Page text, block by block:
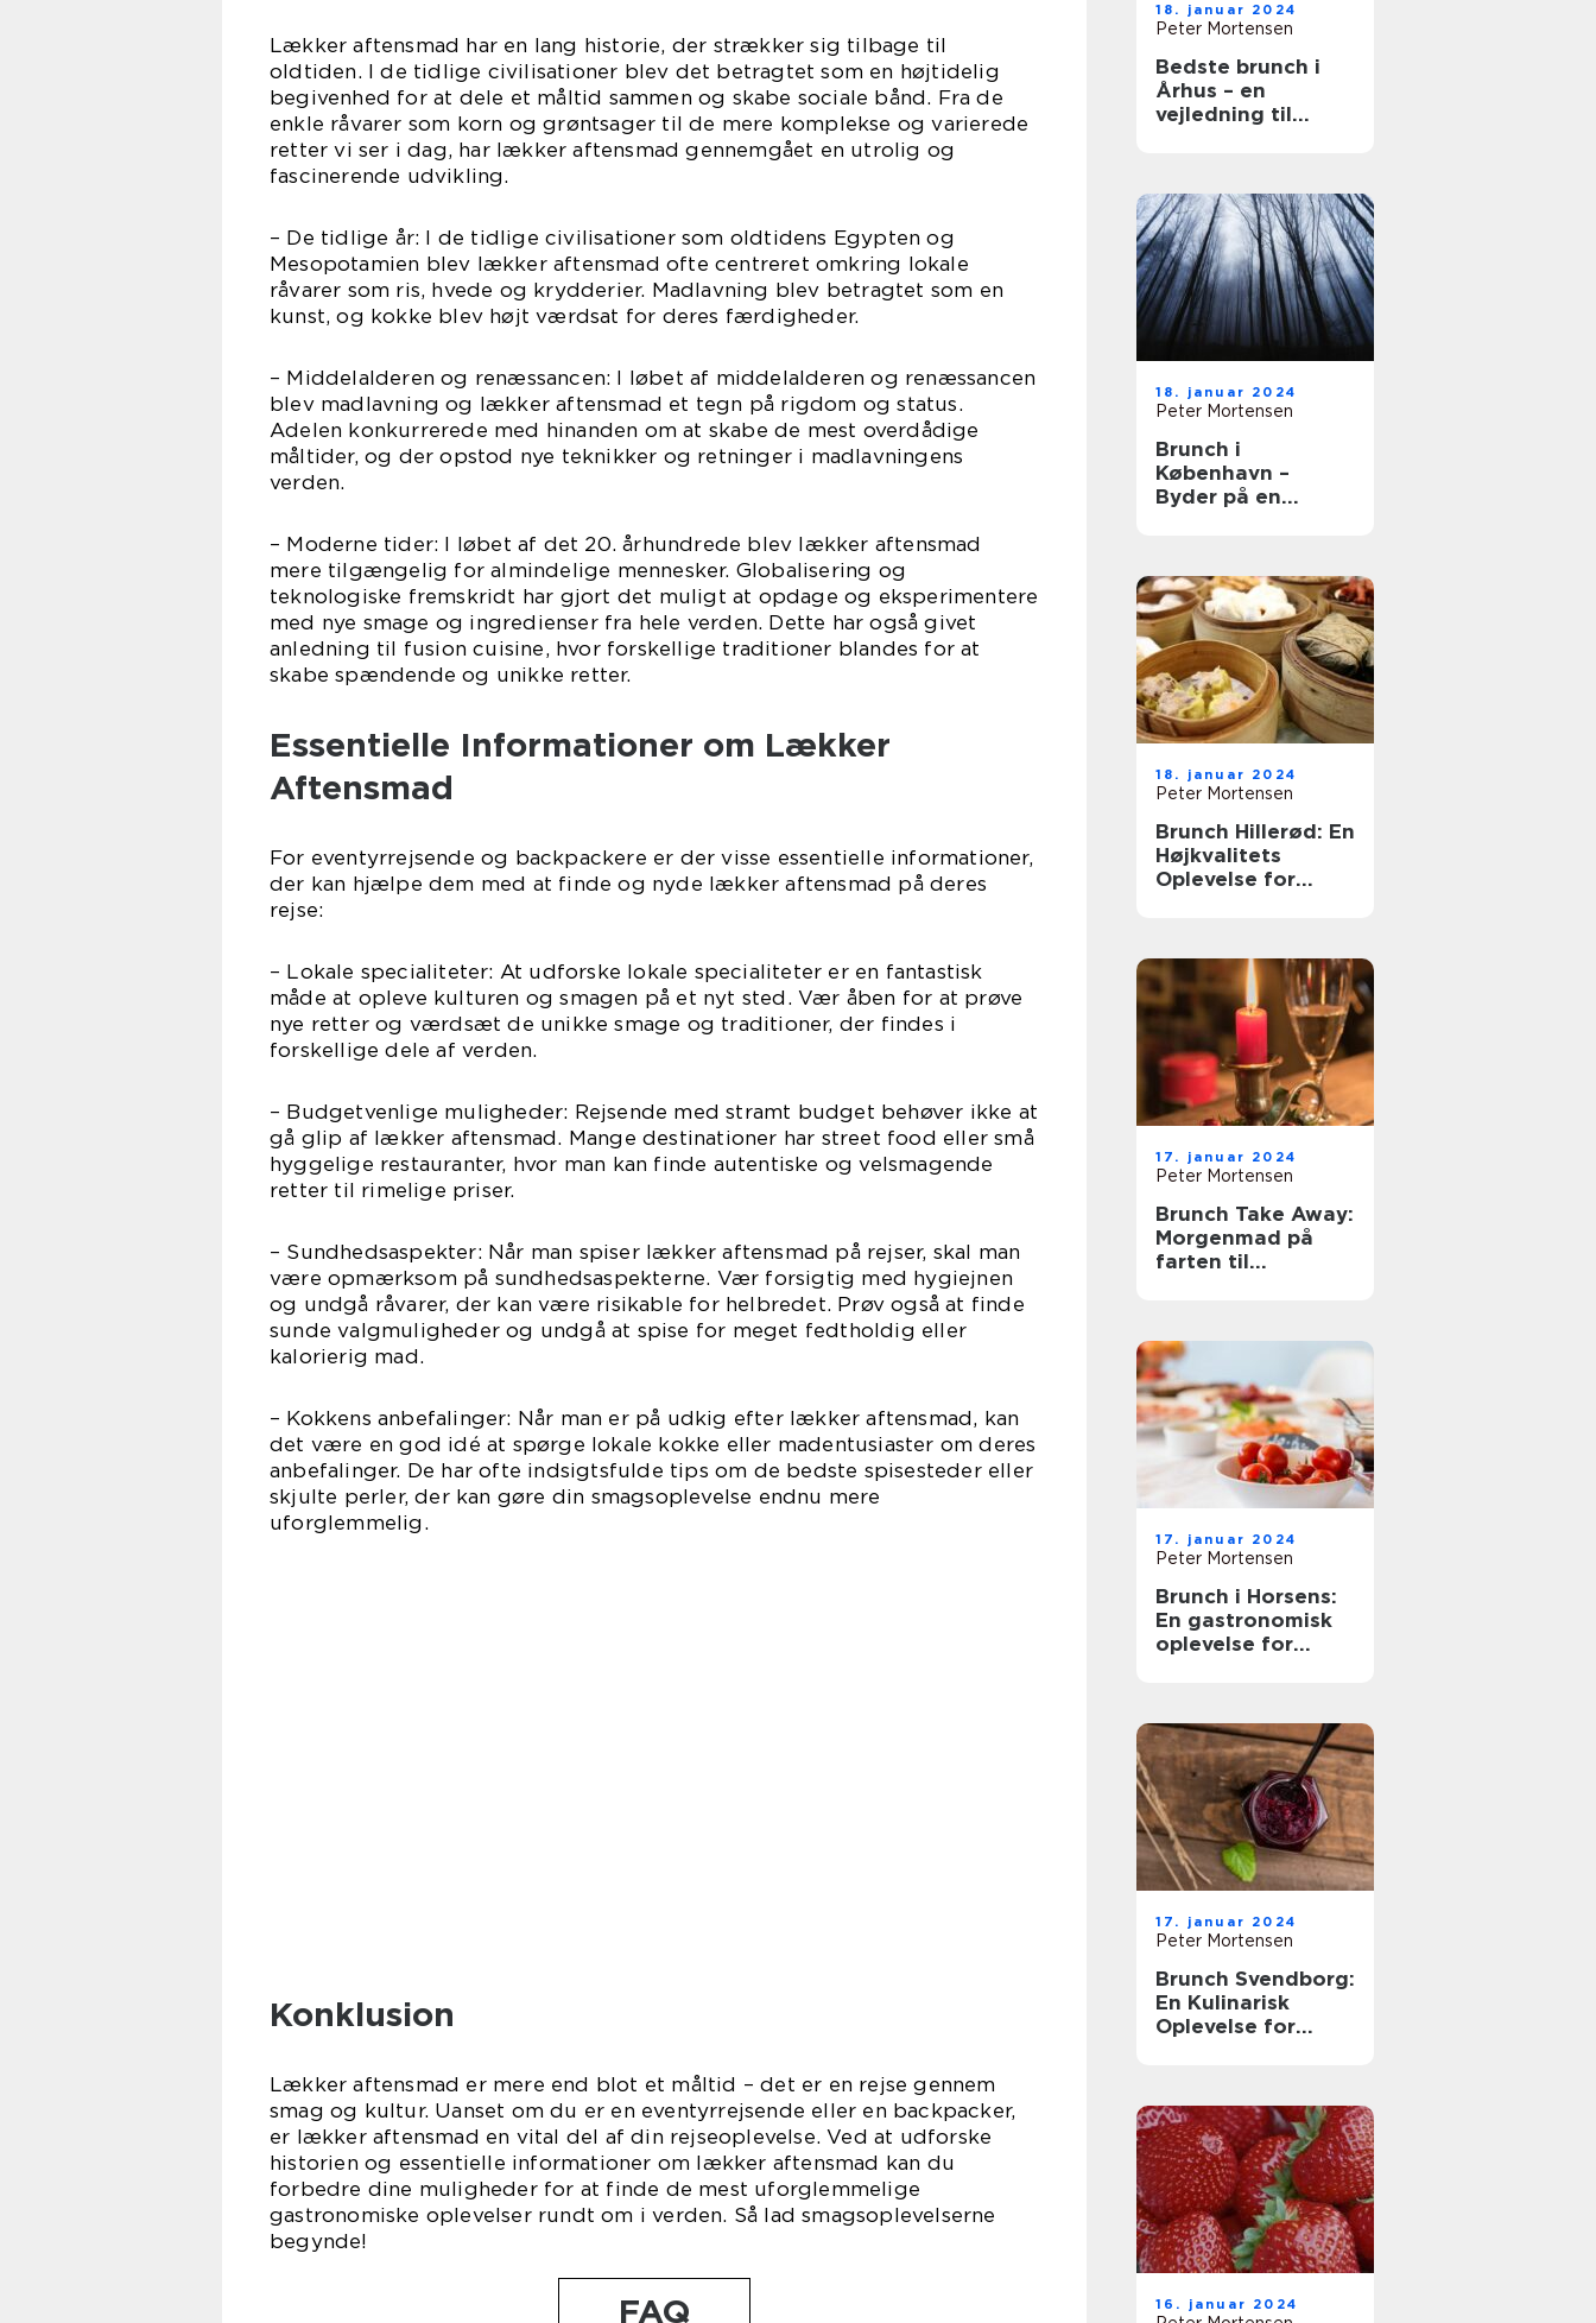
Lækker aftensmad har en lang historie, der strækker sig tilbage til
oldtiden. I de tidlige civilisationer blev det betragtet som en højtidelig
begivenhed for at dele et måltid sammen og skabe sociale bånd. Fra de
enkle råvarer som korn og grøntsager til de mere komplekse og varierede
retter vi ser i dag, har lækker aftensmad gennemgået en utrolig og
fascinerende udvikling.
– De tidlige år: I de tidlige civilisationer som oldtidens Egypten og
Mesopotamien blev lækker aftensmad ofte centreret omkring lokale
råvarer som ris, hvede og krydderier. Madlavning blev betragtet som en
kunst, og kokke blev højt værdsat for deres færdigheder.
– Middelalderen og renæssancen: I løbet af middelalderen og renæssancen
blev madlavning og lækker aftensmad et tegn på rigdom og status.
Adelen konkurrerede med hinanden om at skabe de mest overdådige
måltider, og der opstod nye teknikker og retninger i madlavningens
verden.
– Moderne tider: I løbet af det 20. århundrede blev lækker aftensmad
mere tilgængelig for almindelige mennesker. Globalisering og
teknologiske fremskridt har gjort det muligt at opdage og eksperimentere
med nye smage og ingredienser fra hele verden. Dette har også givet
anledning til fusion cuisine, hvor forskellige traditioner blandes for at
skabe spændende og unikke retter.
Essentielle Informationer om Lækker
Aftensmad
For eventyrrejsende og backpackere er der visse essentielle informationer,
der kan hjælpe dem med at finde og nyde lækker aftensmad på deres
rejse:
– Lokale specialiteter: At udforske lokale specialiteter er en fantastisk
måde at opleve kulturen og smagen på et nyt sted. Vær åben for at prøve
nye retter og værdsæt de unikke smage og traditioner, der findes i
forskellige dele af verden.
– Budgetvenlige muligheder: Rejsende med stramt budget behøver ikke at
gå glip af lækker aftensmad. Mange destinationer har street food eller små
hyggelige restauranter, hvor man kan finde autentiske og velsmagende
retter til rimelige priser.
– Sundhedsaspekter: Når man spiser lækker aftensmad på rejser, skal man
være opmærksom på sundhedsaspekterne. Vær forsigtig med hygiejnen
og undgå råvarer, der kan være risikable for helbredet. Prøv også at finde
sunde valgmuligheder og undgå at spise for meget fedtholdig eller
kalorierig mad.
– Kokkens anbefalinger: Når man er på udkig efter lækker aftensmad, kan
det være en god idé at spørge lokale kokke eller madentusiaster om deres
anbefalinger. De har ofte indsigtsfulde tips om de bedste spisesteder eller
skjulte perler, der kan gøre din smagsoplevelse endnu mere
uforglemmelig.
Konklusion
Lækker aftensmad er mere end blot et måltid – det er en rejse gennem
smag og kultur. Uanset om du er en eventyrrejsende eller en backpacker,
er lækker aftensmad en vital del af din rejseoplevelse. Ved at udforske
historien og essentielle informationer om lækker aftensmad kan du
forbedre dine muligheder for at finde de mest uforglemmelige
gastronomiske oplevelser rundt om i verden. Så lad smagsoplevelserne
begynde!
FAQ
18. januar 2024
Peter Mortensen
Bedste brunch i
Århus – en
vejledning til
18. januar 2024
Peter Mortensen
Brunch i
København –
Byder på en
18. januar 2024
Peter Mortensen
Brunch Hillerød: En
Højkvalitets
Oplevelse for
17. januar 2024
Peter Mortensen
Brunch Take Away:
Morgenmad på
farten til
17. januar 2024
Peter Mortensen
Brunch i Horsens:
En gastronomisk
oplevelse for
17. januar 2024
Peter Mortensen
Brunch Svendborg:
En Kulinarisk
Oplevelse for
16. januar 2024